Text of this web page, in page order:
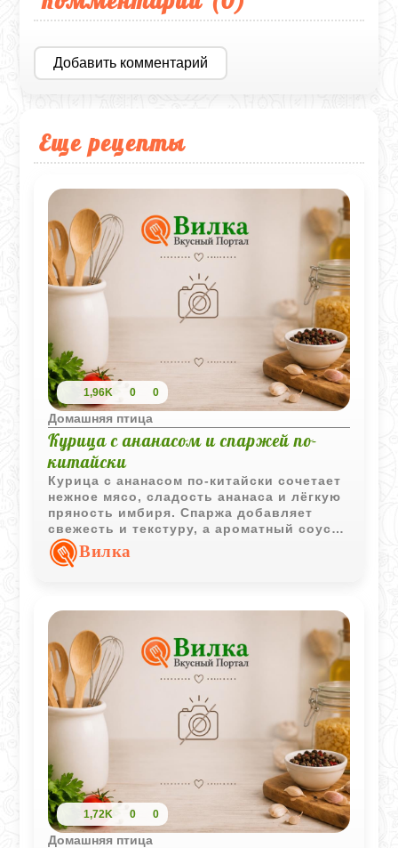
Добавить комментарий
Еще рецепты
1,96K 0 0
Домашняя птица
Курица с ананасом и спаржей по-
китайски
Курица с ананасом по-китайски сочетает
нежное мясо, сладость ананаса и лёгкую
пряность имбиря. Спаржа добавляет
свежесть и текстуру, а ароматный соус
делает блюдо особенно насыщенным.
Лучше всего подавать такую курицу с
Вилка
1,72K 0 0
Домашняя птица